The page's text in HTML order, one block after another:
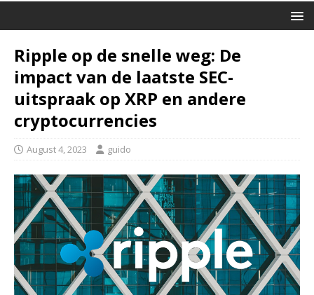
Ripple op de snelle weg: De
impact van de laatste SEC-
uitspraak op XRP en andere
cryptocurrencies
August 4, 2023 guido